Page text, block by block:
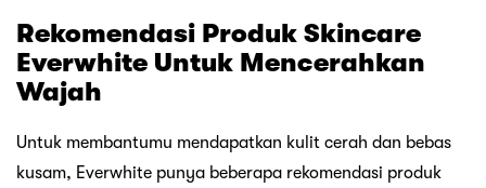
Rekomendasi Produk Skincare
Everwhite Untuk Mencerahkan
Wajah
Untuk membantumu mendapatkan kulit cerah dan bebas
kusam, Everwhite punya beberapa rekomendasi produk